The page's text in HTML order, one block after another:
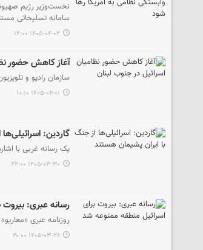
نخست‌وزیر رژیم
سامانه تسلیحاتی
۱۴۰۵-۰۴-۰۲ ۱۴:۰۰
آغاز کاهش حضور
سازمان رادیو و
۱۴۰۵-۰۴-۰۱ ۱۰:۱۰
گاردین:
یک رسانه غربی با
۱۴۰۵-۰۳-۳۰ ۲۲:۰۰
رسانه عبری:
روزنامه عبری
۱۴۰۵-۰۳-۲۶ ۲۰:۰۰